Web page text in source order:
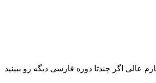
عالی اگر چندتا دوره فارسی دیگه رو ببینید